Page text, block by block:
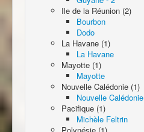
Ile de la Réunion (2)
Bourbon
Dodo
La Havane (1)
La Havane
Mayotte (1)
Mayotte
Nouvelle Calédonie (1)
Nouvelle Calédonie
Pacifique (1)
Michèle Feltrin